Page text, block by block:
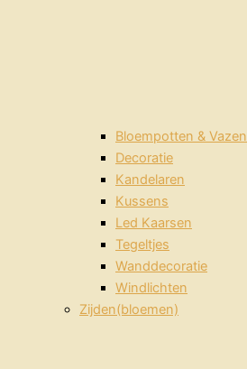
Bloempotten & Vazen
Decoratie
Kandelaren
Kussens
Led Kaarsen
Tegeltjes
Wanddecoratie
Windlichten
Zijden(bloemen)